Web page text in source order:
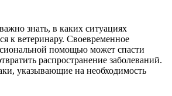
знать, в каких ситуациях
к ветеринару. Своевременное
помощью может спасти
распространение заболеваний.
указывающие на необходимость